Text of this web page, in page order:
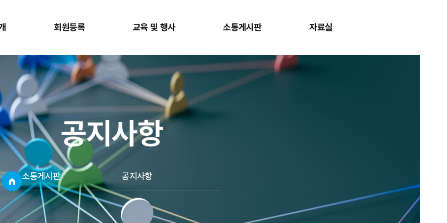
회원등록 교육 및 행사 소통게시판 자료실
공지사항
소통게시판 공지사항